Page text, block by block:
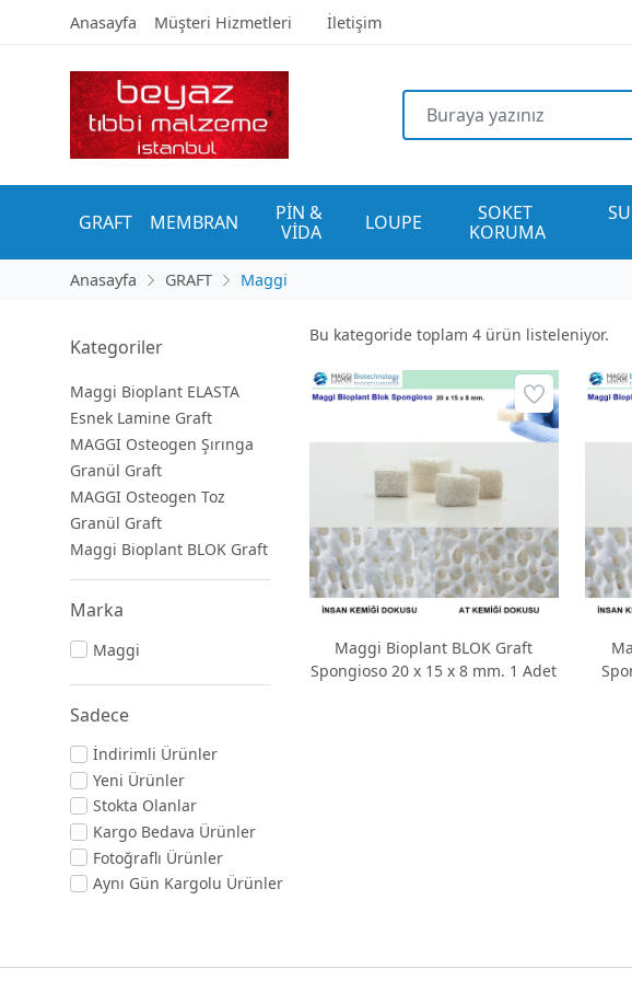
Anasayfa Müşteri Hizmetleri İletişim
GRAFT MEMBRAN
PİN &
VİDA
LOUPE
SOKET
KORUMA
Anasayfa GRAFT Maggi
Kategoriler
Maggi Bioplant ELASTA
Esnek Lamine Graft
MAGGI Osteogen Şırınga
Granül Graft
MAGGI Osteogen Toz
Granül Graft
Maggi Bioplant BLOK Graft
Marka
Maggi
Sadece
İndirimli Ürünler
Yeni Ürünler
Stokta Olanlar
Kargo Bedava Ürünler
Fotoğraflı Ürünler
Aynı Gün Kargolu Ürünler
Bu kategoride toplam 4ürün listeleniyor.
Maggi Bioplant BLOK Graft
Spongioso 20 x 15 x 8 mm. 1 Adet